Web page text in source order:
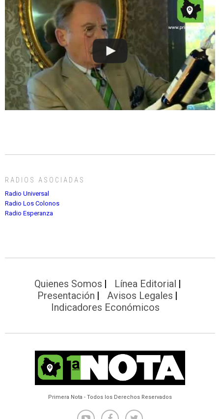
RADIOS ASOCIADAS
Radio Universal
Radio Los Colonos
Radio Esperanza
Quienes Somos
Línea Editorial
Presentación
Avisos Legales
Indicadores Económicos
Primera Nota - Todos los Derechos Reservados